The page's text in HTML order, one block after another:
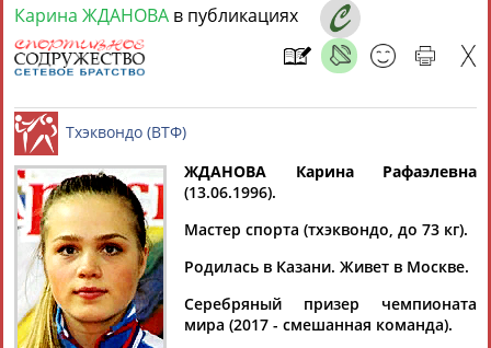
6 августа 2026 года,
СПОРТСМЕНЫ, ТРЕНЕРЫ И СПЕЦИАЛИСТЫ
Найдено: 13181персон Расширенный поиск
Аслаудин
АБАЕВ
Елена
АБАИМОВА
Мария
АБАКУМОВА
Юлия
АБАЛАКИНА
Карина ЖДАНОВА в публикациях
Тхэквондо (ВТФ)
ЖДАНОВА Карина Рафаэлевна
(13.06.1996).
Мастер спорта (тхэквондо, до 73 кг).
Родилась в Казани. Живет в Москве.
Серебряный призер чемпионата
мира (2017 - смешанная команда).